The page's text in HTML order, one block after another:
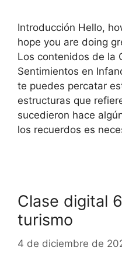
Introducción Hello,
hope you are doing
Los contenidos de la
Sentimientos en
te puedes percatar
estructuras que
sucedieron hace
los recuerdos es
Clase digital
turismo
4 de diciembre de